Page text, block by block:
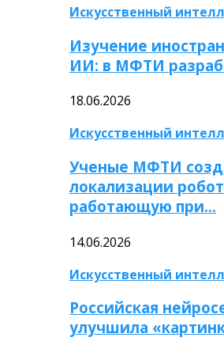
Искусственный
Изучение
ИИ: в МФТИ
18.06.2026
Искусственный
Ученые МФТИ
локализации
работающую при…
14.06.2026
Искусственный
Российская
улучшила